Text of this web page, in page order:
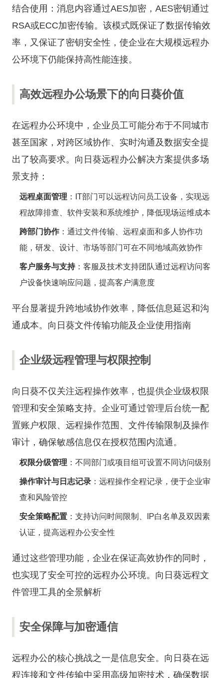
结合使用：消息内容通过AES加密，AES密钥通过
RSA或ECC加密传输。该模式既保证了数据传输效
率，又保证了密钥安全性，使企业在大规模远程办
公环境下仍能保持高性能连接。
高效远程办公场景下的向日葵价值
在远程办公环境中，企业员工可能分布于不同城市
甚至国家，对跨区域协作、实时沟通及数据安全提
出了较高要求。向日葵远程办公解决方案提供多场
景支持：
远程桌面管理 ：IT部门可以远程访问员工设备，实现远
程故障排查、软件安装和系统维护，降低现场运维成本
跨部门协作 ：通过文件传输、远程桌面和多人协作功
能，研发、设计、市场等部门可在不同地域高效协作
客户服务与支持：客服及技术支持团队通过远程访问客
户设备快速响应问题，提高客户满意度
平台显著提升跨地域协作效率，降低信息延迟和沟
通成本。 向日葵文件传输功能及企业使用指南
企业级远程管理与权限控制
向日葵不仅关注远程操作效率，也提供企业级权限
管理和安全策略支持。企业可通过管理后台统一配
置账户权限、远程操作范围、文件传输限制及操作
审计，确保敏感信息仅在授权范围内流通。
权限分级管理 ：不同部门或项目组可设置不同访问级别
操作审计与日志记录 ：远程操作全程记录，便于企业审
查和风险管控
安全策略配置 ：支持访问时间限制、IP白名单及双因素
认证，提高远程办公安全性
通过这些管理功能，企业在保证高效协作的同时，
也实现了安全可控的远程办公环境。 向日葵远程文
件管理工具的全景解析
安全保障与加密通信
远程办公的核心挑战之一是信息安全。向日葵在远
程连接和文件传输中采用高级加密技术，确保数据